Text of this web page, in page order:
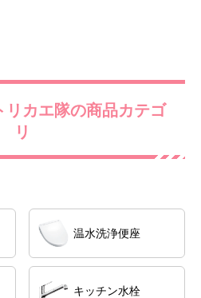
リカエ隊の商品カテゴ
リ
温水洗浄便座
キッチン水栓